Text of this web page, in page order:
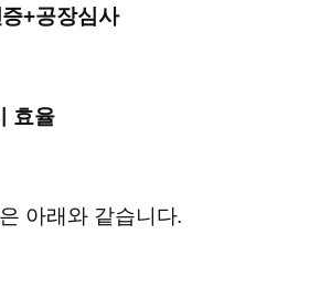
+공장심사
효율
아래와 같습니다.